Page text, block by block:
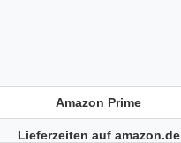
Amazon Prime
Lieferzeiten auf amazon.de